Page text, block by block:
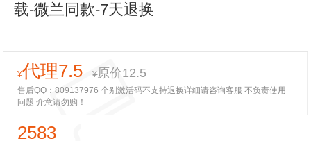
载-微兰同款-7天退换
¥代理7.5 ¥原价12.5
售后QQ：809137976 个别激活码不支持退换详细请咨询客服 不负责使用
问题 介意请勿购！
2583